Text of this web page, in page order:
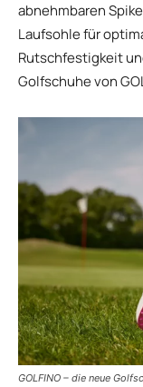
abnehmbaren
Laufsohle für
Rutschfestigkeit
Golfschuhe von
GOLFINO – die neue